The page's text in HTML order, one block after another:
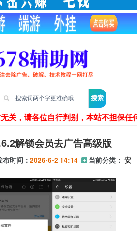
关，请各位自行判别，本站不担保
解锁会员去广告高级版
布时间： 2026-6-2 14:14 当前分类： 安